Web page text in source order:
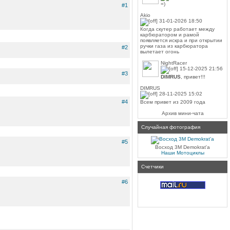
#1
#2
#3
#4
#5
#6
=)
Akio
31-01-2026 18:50
Когда скутер работает между
карбюратором и рамой
появляется искра и при открытии
ручки газа из карбюратора
вылетает огонь
NightRacer
15-12-2025 21:56
DIMRUS , привет!!!
DIMRUS
28-11-2025 15:02
Всем привет из 2009 года
Архив мини-чата
Случайная фотография
Восход 3М Demokrat'a
Наши Мотоциклы
Счетчики